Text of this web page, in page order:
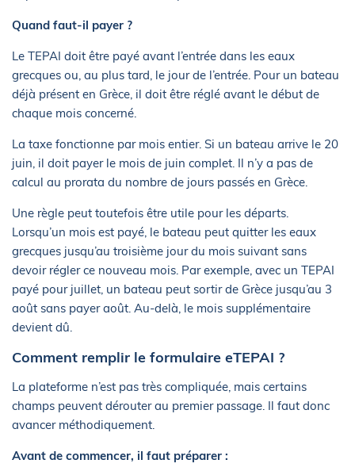
Quand faut-il payer ?
Le TEPAI doit être payé avant l’entrée dans les eaux
grecques ou, au plus tard, le jour de l’entrée. Pour un bateau
déjà présent en Grèce, il doit être réglé avant le début de
chaque mois concerné.
La taxe fonctionne par mois entier. Si un bateau arrive le 20
juin, il doit payer le mois de juin complet. Il n’y a pas de
calcul au prorata du nombre de jours passés en Grèce.
Une règle peut toutefois être utile pour les départs.
Lorsqu’un mois est payé, le bateau peut quitter les eaux
grecques jusqu’au troisième jour du mois suivant sans
devoir régler ce nouveau mois. Par exemple, avec un TEPAI
payé pour juillet, un bateau peut sortir de Grèce jusqu’au 3
août sans payer août. Au-delà, le mois supplémentaire
devient dû.
Comment remplir le formulaire eTEPAI ?
La plateforme n’est pas très compliquée, mais certains
champs peuvent dérouter au premier passage. Il faut donc
avancer méthodiquement.
Avant de commencer, il faut préparer :